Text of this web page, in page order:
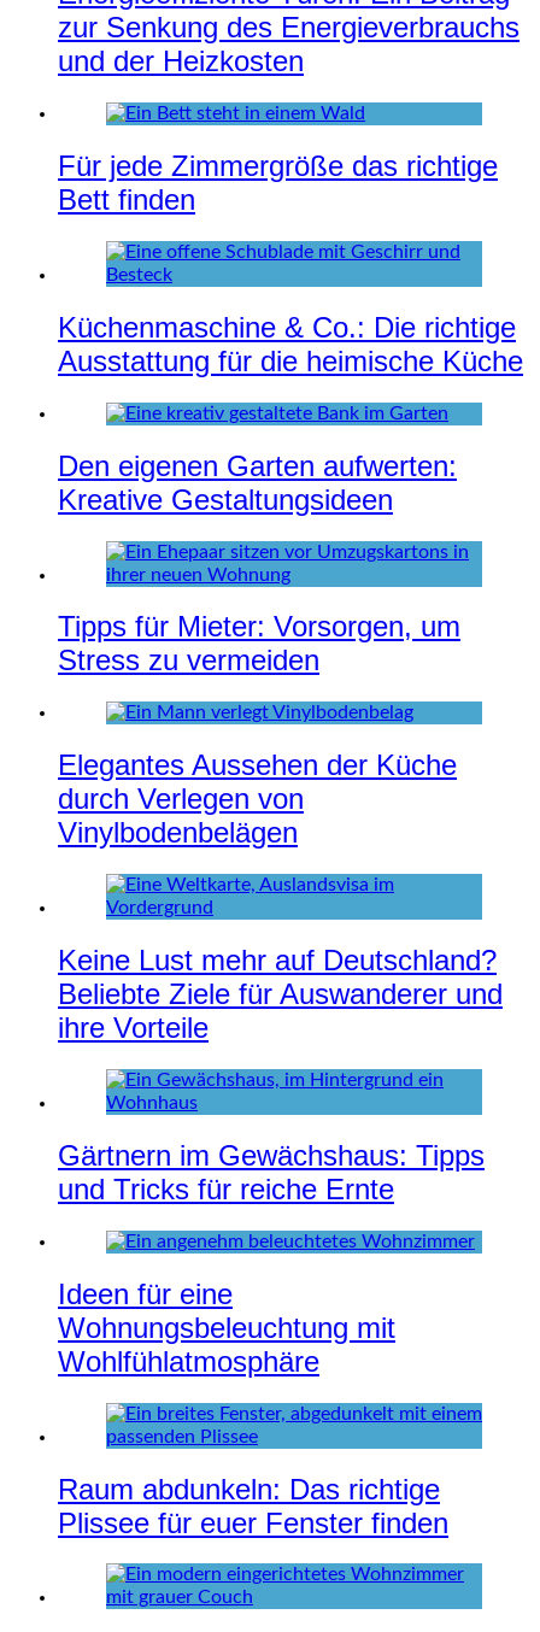
zur Senkung des Energieverbrauchs
und der Heizkosten
Für jede Zimmergröße das richtige
Bett finden
Küchenmaschine & Co.: Die richtige
Ausstattung für die heimische Küche
Den eigenen Garten aufwerten:
Kreative Gestaltungsideen
Tipps für Mieter: Vorsorgen, um
Stress zu vermeiden
Elegantes Aussehen der Küche
durch Verlegen von
Vinylbodenbelägen
Keine Lust mehr auf Deutschland?
Beliebte Ziele für Auswanderer und
ihre Vorteile
Gärtnern im Gewächshaus: Tipps
und Tricks für reiche Ernte
Ideen für eine
Wohnungsbeleuchtung mit
Wohlfühlatmosphäre
Raum abdunkeln: Das richtige
Plissee für euer Fenster finden